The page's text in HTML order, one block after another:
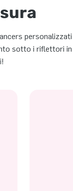
personalizzati
sotto i riflettori in